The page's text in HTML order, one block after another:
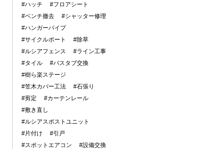
#ハッチ
#フロアシート
#ベンチ撤去
#シャッター修理
#ハンガーパイプ
#サイクルポート
#除草
#ルシアフェンス
#ライン工事
#タイル
#バスタブ交換
#樹ら楽ステージ
#笠木カバー工法
#石張り
#剪定
#カーテンレール
#敷き直し
#ルシアスポストユニット
#片付け
#引戸
#スポットエアコン
#設備交換